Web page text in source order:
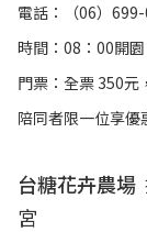
電話：（06）
時間：08：00開園
門票：全票 350元
陪同者限一位享優
台糖花卉農場
宮